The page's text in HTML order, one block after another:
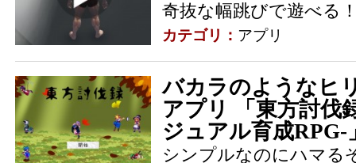
奇抜な幅跳びで遊べる
カテゴリ： アプリ
バカラのようなヒ
アプリ 「東方討伐
ジュアル育成RPG-
シンプルなのにハマる